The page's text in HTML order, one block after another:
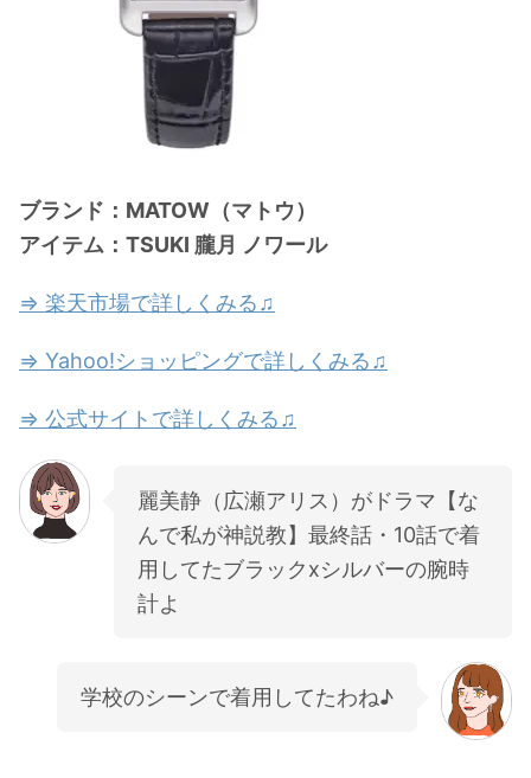
ブランド：MATOW（マトウ）
アイテム：TSUKI 朧月 ノワール
⇒ 楽天市場で詳しくみる♫
⇒ Yahoo!ショッピングで詳しくみる♫
⇒ 公式サイトで詳しくみる♫
麗美静（広瀬アリス）がドラマ【な
んで私が神説教】最終話・10話で着
用してたブラックxシルバーの腕時
計よ
学校のシーンで着用してたわね♪